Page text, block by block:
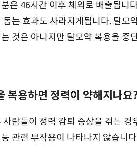
은 46시간 이후 체외로 배출됩니
돕는 효과도 사라지게됩니다. 탈모
것은 아니지만 탈모약 복용을 중
복용하면 정력이 약해지나요?
사람들이 정력 감퇴 증상을 겪는
관련 부작용이 나타나지 않습니